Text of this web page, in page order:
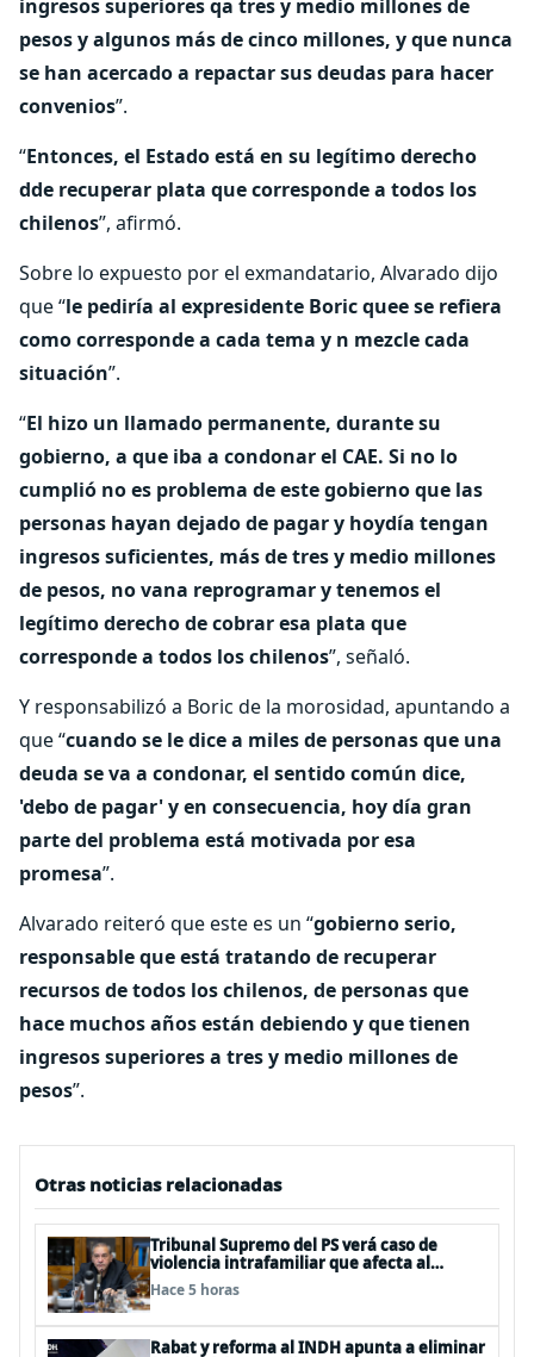
ingresos superiores qa tres y medio millones de
pesos y algunos más de cinco millones, y que nunca
se han acercado a repactar sus deudas para hacer
convenios”.
“Entonces, el Estado está en su legítimo derecho
dde recuperar plata que corresponde a todos los
chilenos”, afirmó.
Sobre lo expuesto por el exmandatario, Alvarado dijo
que “le pediría al expresidente Boric quee se refiera
como corresponde a cada tema y n mezcle cada
situación”.
“El hizo un llamado permanente, durante su
gobierno, a que iba a condonar el CAE. Si no lo
cumplió no es problema de este gobierno que las
personas hayan dejado de pagar y hoydía tengan
ingresos suficientes, más de tres y medio millones
de pesos, no vana reprogramar y tenemos el
legítimo derecho de cobrar esa plata que
corresponde a todos los chilenos”, señaló.
Y responsabilizó a Boric de la morosidad, apuntando a
que “cuando se le dice a miles de personas que una
deuda se va a condonar, el sentido común dice,
'debo de pagar' y en consecuencia, hoy día gran
parte del problema está motivada por esa
promesa”.
Alvarado reiteró que este es un “gobierno serio,
responsable que está tratando de recuperar
recursos de todos los chilenos, de personas que
hace muchos años están debiendo y que tienen
ingresos superiores a tres y medio millones de
pesos”.
Otras noticias relacionadas
Tribunal Supremo del PS verá caso de
violencia intrafamiliar que afecta al
senador Fidel Espinoza
Hace 5 horas
Rabat y reforma al INDH apunta a eliminar